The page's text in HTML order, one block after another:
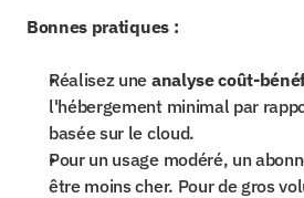
Bonnes pratiques :
Réalisez une analyse coût-
l'hébergement minimal par
basée sur le cloud.
Pour un usage modéré, un
être moins cher. Pour de gros